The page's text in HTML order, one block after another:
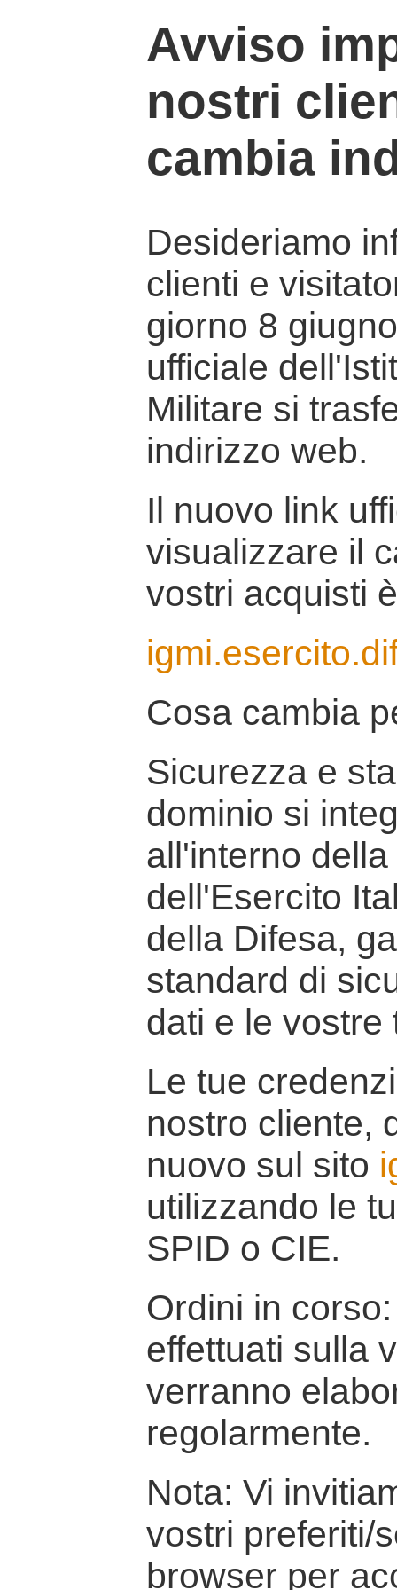
Avviso
nostri
cambia
Desideriamo
clienti e
giorno 8
ufficiale
Militare si
indirizzo web.
Il nuovo link
visualizzare il
vostri acquisti
Cosa cambia
Sicurezza e
dominio si
all'interno
dell'Esercito
della Difesa,
standard di
dati e le vostre
Le tue
nostro cliente,
nuovo sul sito
utilizzando le
SPID o CIE.
Ordini in
effettuati sulla
verranno
regolarmente.
Nota: Vi
vostri preferiti/
browser per